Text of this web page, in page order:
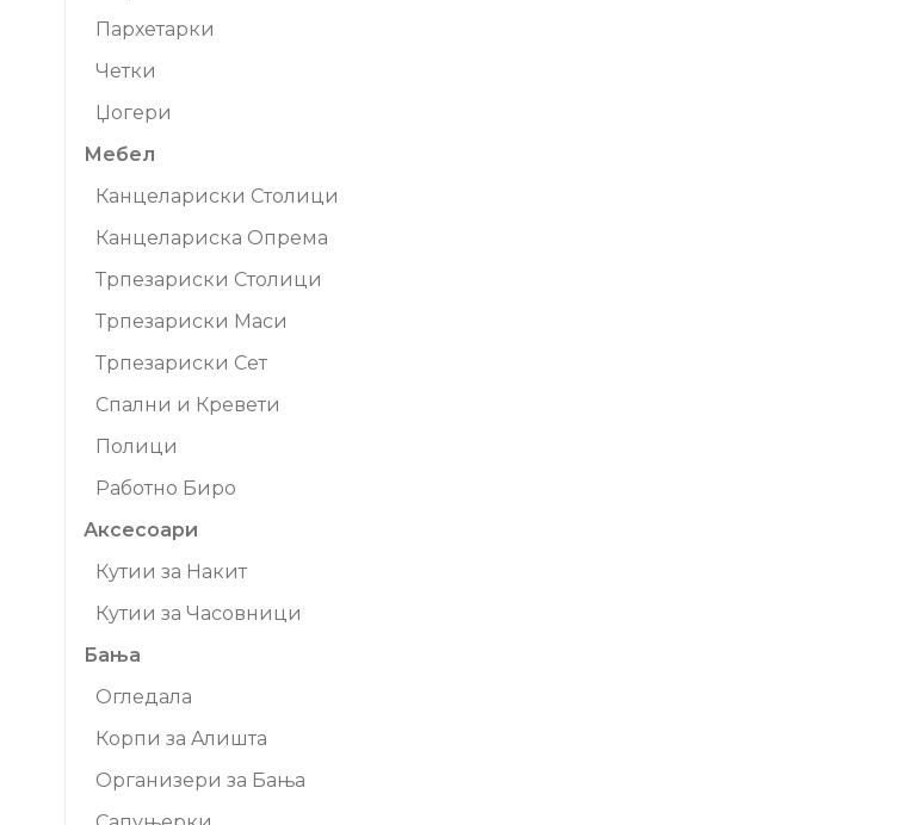
Пархетарки
Четки
Џогери
Мебел
Канцелариски Столици
Канцелариска Опрема
Трпезариски Столици
Трпезариски Маси
Трпезариски Сет
Спални и Кревети
Полици
Работно Биро
Аксесоари
Кутии за Накит
Кутии за Часовници
Бања
Огледала
Корпи за Aлишта
Организери за Бања